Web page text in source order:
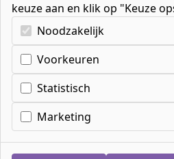
Inschrijven
keuze aan en klik op "Keuze
Kies uw cookie-voorkeuren
Noodzakelijk
Voorkeuren
Statistisch
Marketing